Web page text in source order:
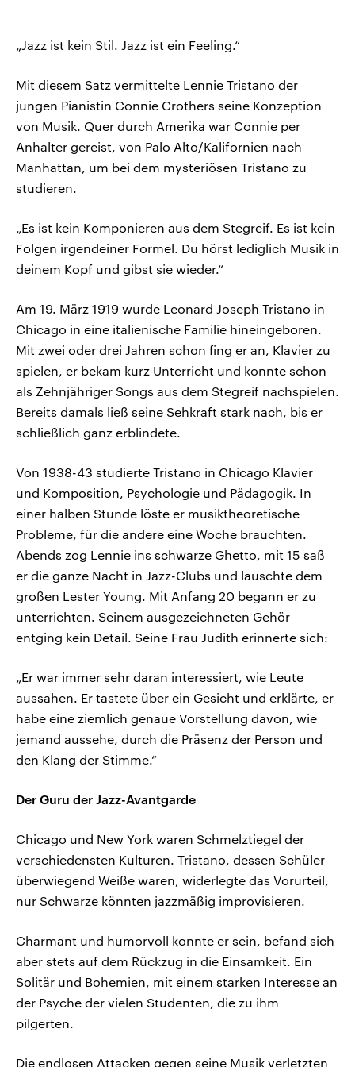
„Jazz ist kein Stil. Jazz ist ein Feeling.“
Mit diesem Satz vermittelte Lennie Tristano der
jungen Pianistin Connie Crothers seine Konzeption
von Musik. Quer durch Amerika war Connie per
Anhalter gereist, von Palo Alto/Kalifornien nach
Manhattan, um bei dem mysteriösen Tristano zu
studieren.
„Es ist kein Komponieren aus dem Stegreif. Es ist kein
Folgen irgendeiner Formel. Du hörst lediglich Musik in
deinem Kopf und gibst sie wieder.“
Am 19. März 1919 wurde Leonard Joseph Tristano in
Chicago in eine italienische Familie hineingeboren.
Mit zwei oder drei Jahren schon fing er an, Klavier zu
spielen, er bekam kurz Unterricht und konnte schon
als Zehnjähriger Songs aus dem Stegreif nachspielen.
Bereits damals ließ seine Sehkraft stark nach, bis er
schließlich ganz erblindete.
Von 1938-43 studierte Tristano in Chicago Klavier
und Komposition, Psychologie und Pädagogik. In
einer halben Stunde löste er musiktheoretische
Probleme, für die andere eine Woche brauchten.
Abends zog Lennie ins schwarze Ghetto, mit 15 saß
er die ganze Nacht in Jazz-Clubs und lauschte dem
großen Lester Young. Mit Anfang 20 begann er zu
unterrichten. Seinem ausgezeichneten Gehör
entging kein Detail. Seine Frau Judith erinnerte sich:
„Er war immer sehr daran interessiert, wie Leute
aussahen. Er tastete über ein Gesicht und erklärte, er
habe eine ziemlich genaue Vorstellung davon, wie
jemand aussehe, durch die Präsenz der Person und
den Klang der Stimme.“
Der Guru der Jazz-Avantgarde
Chicago und New York waren Schmelztiegel der
verschiedensten Kulturen. Tristano, dessen Schüler
überwiegend Weiße waren, widerlegte das Vorurteil,
nur Schwarze könnten jazzmäßig improvisieren.
Charmant und humorvoll konnte er sein, befand sich
aber stets auf dem Rückzug in die Einsamkeit. Ein
Solitär und Bohemien, mit einem starken Interesse an
der Psyche der vielen Studenten, die zu ihm
pilgerten.
Die endlosen Attacken gegen seine Musik verletzten